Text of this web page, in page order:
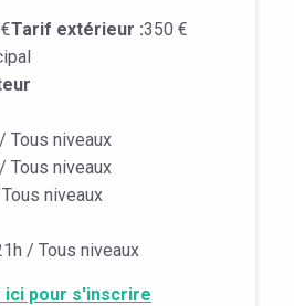
Tarif extérieur :350 €
Tous niveaux
Tous niveaux
niveaux
/ Tous niveaux
ici pour s'inscrire